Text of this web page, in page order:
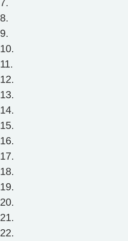
7.
8.
9.
10.
11.
12.
13.
14.
15.
16.
17.
18.
19.
20.
21.
22.